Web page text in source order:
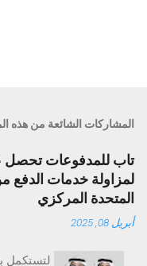
المشاركات الشائعة من هذه
تاب للمدفوعات تحصل
لمزاولة خدمات الدفع
المتحدة المركزي
أبريل 08, 2025
لتستكمل